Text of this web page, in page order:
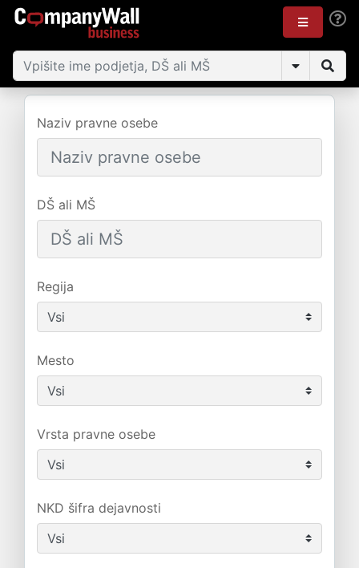
Naziv pravne osebe
DŠ ali MŠ
Regija
Mesto
Vrsta pravne osebe
NKD šifra dejavnosti